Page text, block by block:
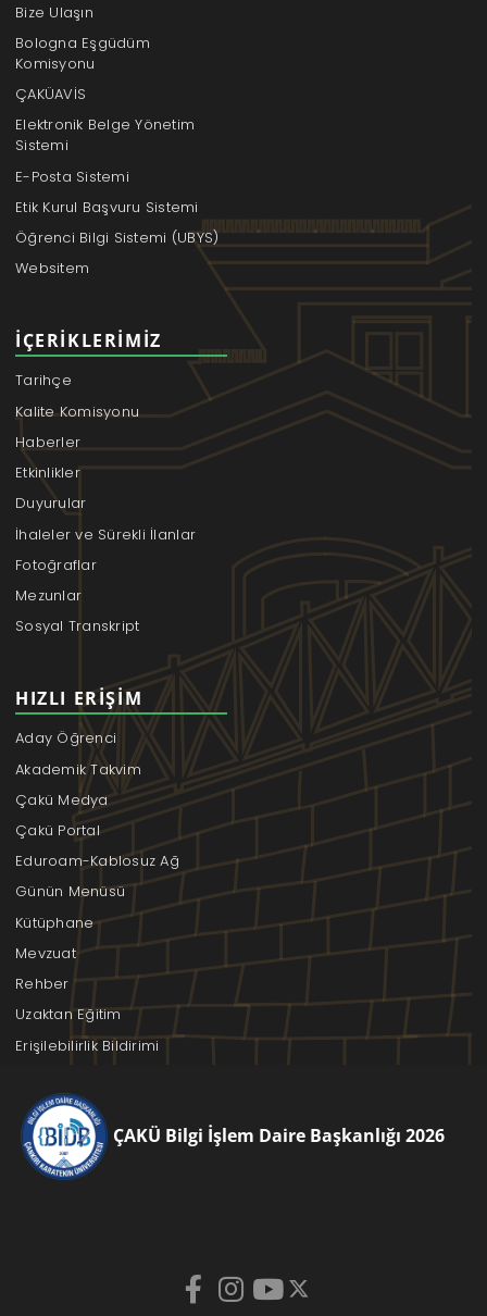
Bize Ulaşın
Bologna Eşgüdüm
Komisyonu
ÇAKÜAVİS
Elektronik Belge Yönetim
Sistemi
E-Posta Sistemi
Etik Kurul Başvuru Sistemi
Öğrenci Bilgi Sistemi (UBYS)
Websitem
İÇERIKLERIMIZ
Tarihçe
Kalite Komisyonu
Haberler
Etkinlikler
Duyurular
İhaleler ve Sürekli İlanlar
Fotoğraflar
Mezunlar
Sosyal Transkript
HIZLI ERIŞIM
Aday Öğrenci
Akademik Takvim
Çakü Medya
Çakü Portal
Eduroam-Kablosuz Ağ
Günün Menüsü
Kütüphane
Mevzuat
Rehber
Uzaktan Eğitim
Erişilebilirlik Bildirimi
ÇAKÜ Bilgi İşlem Daire Başkanlığı 2026